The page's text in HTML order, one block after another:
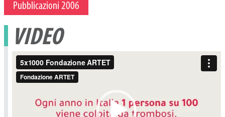
Pubblicazioni 2006
VIDEO
Video
Player